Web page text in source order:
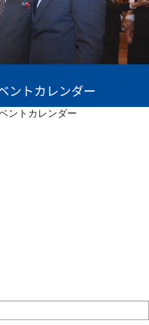
ントカレンダー